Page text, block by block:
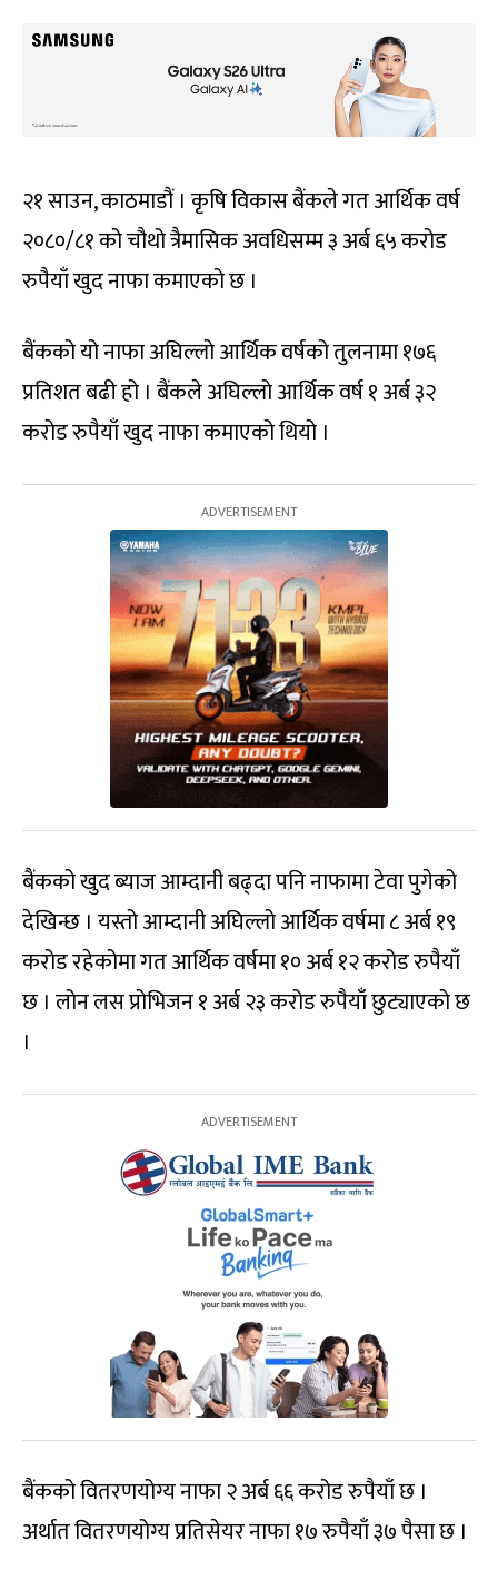
२१ साउन, काठमाडौं । कृषि विकास बैंकले गत आर्थिक वर्ष
२०८०/८१ को चौथो त्रैमासिक अवधिसम्म ३ अर्ब ६५ करोड
रुपैयाँ खुद नाफा कमाएको छ ।
बैंकको यो नाफा अघिल्लो आर्थिक वर्षको तुलनामा १७६
प्रतिशत बढी हो । बैंकले अघिल्लो आर्थिक वर्ष १ अर्ब ३२
करोड रुपैयाँ खुद नाफा कमाएको थियो ।
बैंकको खुद ब्याज आम्दानी बढ्दा पनि नाफामा टेवा पुगेको
देखिन्छ । यस्तो आम्दानी अघिल्लो आर्थिक वर्षमा ८ अर्ब १९
करोड रहेकोमा गत आर्थिक वर्षमा १० अर्ब १२ करोड रुपैयाँ
छ । लोन लस प्रोभिजन १ अर्ब २३ करोड रुपैयाँ छुट्याएको छ
।
बैंकको वितरणयोग्य नाफा २ अर्ब ६६ करोड रुपैयाँ छ ।
अर्थात वितरणयोग्य प्रतिसेयर नाफा १७ रुपैयाँ ३७ पैसा छ ।